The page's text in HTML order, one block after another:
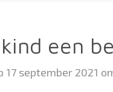
een
17 september 2021